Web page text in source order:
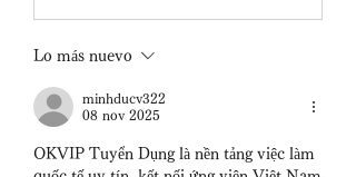
Lo más nuevo
minhducv322
08 nov 2025
OKVIP Tuyển Dụng là nền tảng việc làm